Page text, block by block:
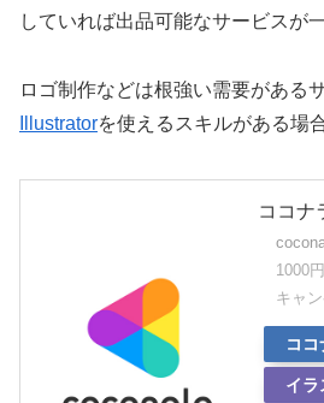
していれば出品可能なサービスが
ロゴ制作などは根強い需要がある
Illustratorを使えるスキルがある場
ココナ
1000
キャ
ココ
イラ